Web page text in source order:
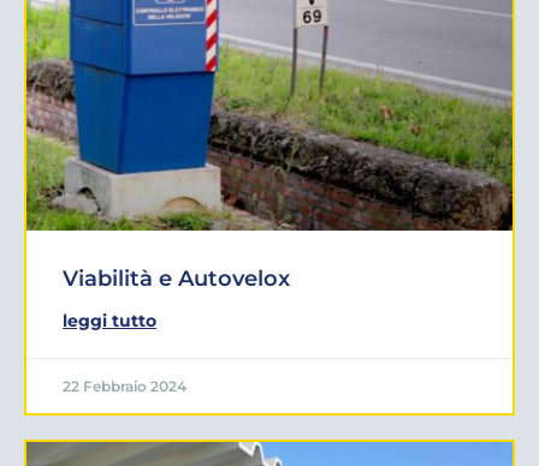
Viabilità e Autovelox
leggi tutto
22 Febbraio 2024